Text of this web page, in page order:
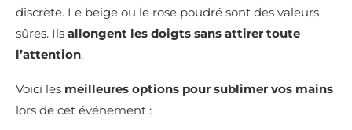
discrète. Le beige ou le rose poudré sont des valeurs
sûres. Ils allongent les doigts sans attirer toute
l’attention.
Voici les meilleures options pour sublimer vos mains
lors de cet événement :